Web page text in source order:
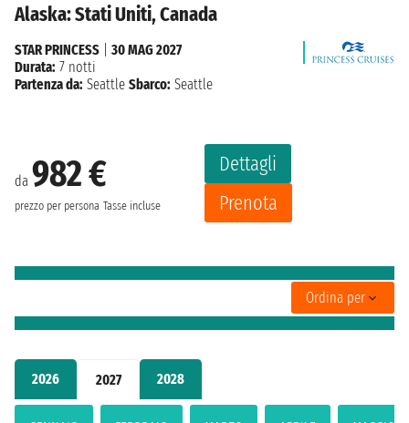
2026 2027 2028
Alaska: Stati Uniti, Canada
da 982 €
prezzo per persona Tasse incluse
Dettagli
Prenota
STAR PRINCESS
30 MAG 2027
Durata: 7 notti
Partenza da: Seattle Sbarco: Seattle
Ordina per